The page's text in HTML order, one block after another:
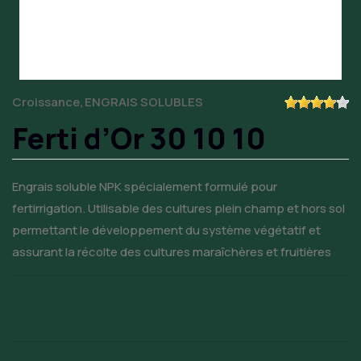
CroissanceENGRAIS SOLUBLES
Ferti d’Or 30 10 10
Engrais soluble NPK spécialement formulé pour
fertirrigation. Utilisable des cultures plein champ et hors sol
permettant le développement du système végétatif et
assurant la récolte des cultures maraîchères et fruitières